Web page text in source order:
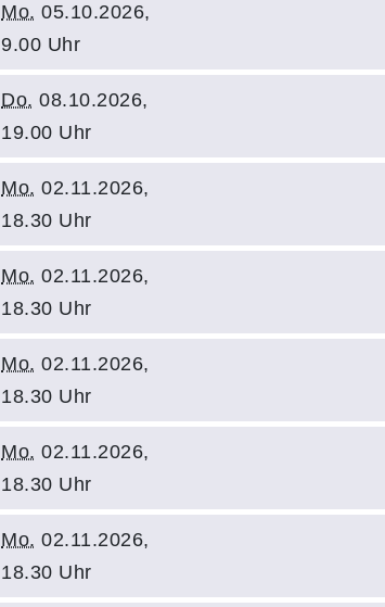
Mo. 05.10.2026,
9.00 Uhr
Do. 08.10.2026,
19.00 Uhr
Mo. 02.11.2026,
18.30 Uhr
Mo. 02.11.2026,
18.30 Uhr
Mo. 02.11.2026,
18.30 Uhr
Mo. 02.11.2026,
18.30 Uhr
Mo. 02.11.2026,
18.30 Uhr